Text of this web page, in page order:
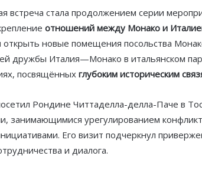
встреча стала продолжением серии
отношений между Монако и
новые помещения посольства
дружбы Италия—Монако в итальянском
посвящённыхглубоким историческим
Рондине Читтаделла-делла-Паче в
занимающимися урегулированием
Его визит подчеркнул
и диалога.